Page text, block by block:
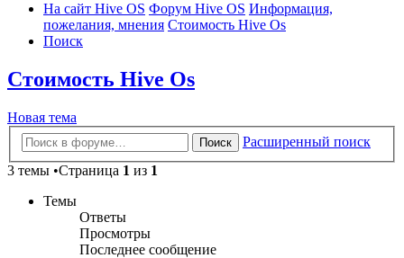
На сайт Hive OS Форум Hive OS Информация,
пожелания, мнения Стоимость Hive Os
Поиск
Стоимость Hive Os
Новая тема
Поиск
Расширенный поиск
3 темы •Страница 1 из 1
Темы
Ответы
Просмотры
Последнее сообщение